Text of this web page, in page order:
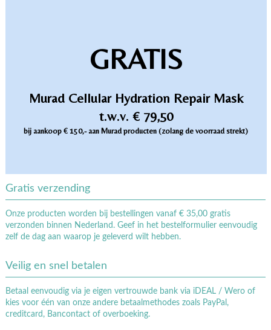
GRATIS
Murad Cellular Hydration Repair Mask
t.w.v. € 79,50
bij aankoop € 150,- aan Murad producten (zolang de voorraad strekt)
Gratis verzending
Onze producten worden bij bestellingen vanaf € 35,00 gratis
verzonden binnen Nederland. Geef in het bestelformulier eenvoudig
zelf de dag aan waarop je geleverd wilt hebben.
Veilig en snel betalen
Betaal eenvoudig via je eigen vertrouwde bank via iDEAL / Wero of
kies voor één van onze andere betaalmethodes zoals PayPal,
creditcard, Bancontact of overboeking.